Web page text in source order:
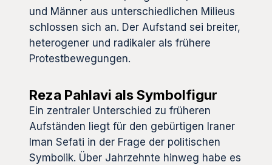
und Männer aus unterschiedlichen Milieus
schlossen sich an. Der Aufstand sei breiter,
heterogener und radikaler als frühere
Protestbewegungen.
Reza Pahlavi als Symbolfigur
Ein zentraler Unterschied zu früheren
Aufständen liegt für den gebürtigen Iraner
Iman Sefati in der Frage der politischen
Symbolik. Über Jahrzehnte hinweg habe es